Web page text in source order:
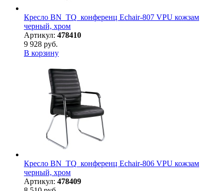
Кресло BN_TQ_конференц Echair-807 VPU кожзам
черный, хром
Артикул: 478410
9 928 руб.
В корзину
Кресло BN_TQ_конференц Echair-806 VPU кожзам
черный, хром
Артикул: 478409